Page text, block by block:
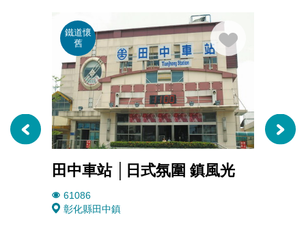
鐵道懷
舊
田中車站 │日式氛圍 鎮風光
61086
彰化縣田中鎮